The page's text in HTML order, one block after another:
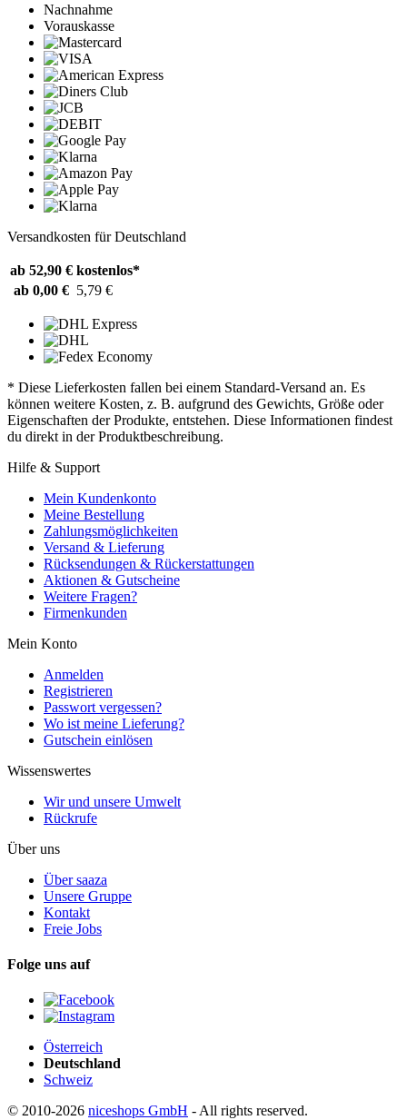
Nachnahme
Vorauskasse
Versandkosten für Deutschland
ab 52,90 € kostenlos*
ab 0,00 € 5,79 €
* Diese Lieferkosten fallen bei einem Standard-Versand an. Es
können weitere Kosten, z. B. aufgrund des Gewichts, Größe oder
Eigenschaften der Produkte, entstehen. Diese Informationen findest
du direkt in der Produktbeschreibung.
Hilfe & Support
Mein Kundenkonto
Meine Bestellung
Zahlungsmöglichkeiten
Versand & Lieferung
Rücksendungen & Rückerstattungen
Aktionen & Gutscheine
Weitere Fragen?
Firmenkunden
Mein Konto
Anmelden
Registrieren
Passwort vergessen?
Wo ist meine Lieferung?
Gutschein einlösen
Wissenswertes
Wir und unsere Umwelt
Rückrufe
Über uns
Über saaza
Unsere Gruppe
Kontakt
Freie Jobs
Folge uns auf
Österreich
Deutschland
Schweiz
© 2010-2026 niceshops GmbH - All rights reserved.